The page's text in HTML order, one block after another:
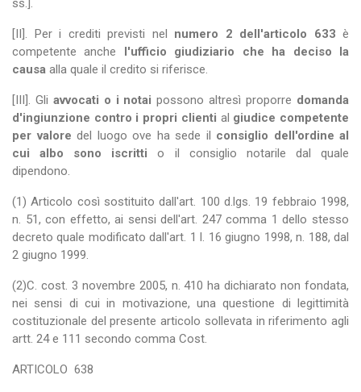
ss.].
[II]. Per i crediti previsti nel numero 2 dell'articolo 633 è
competente anche l'ufficio giudiziario che ha deciso la
causa alla quale il credito si riferisce.
[III]. Gli avvocati o i notai possono altresì proporre domanda
d'ingiunzione contro i propri clienti al giudice competente
per valore del luogo ove ha sede il consiglio dell'ordine al
cui albo sono iscritti o il consiglio notarile dal quale
dipendono.
(1) Articolo così sostituito dall'art. 100 d.lgs. 19 febbraio 1998,
n. 51, con effetto, ai sensi dell'art. 247 comma 1 dello stesso
decreto quale modificato dall'art. 1 l. 16 giugno 1998, n. 188, dal
2 giugno 1999.
(2)C. cost. 3 novembre 2005, n. 410 ha dichiarato non fondata,
nei sensi di cui in motivazione, una questione di legittimità
costituzionale del presente articolo sollevata in riferimento agli
artt. 24 e 111 secondo comma Cost.
ARTICOLO 638